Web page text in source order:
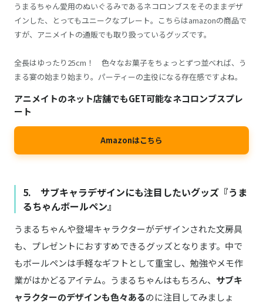
うまるちゃん愛用のぬいぐるみであるネコロンブスをそのままデザ
インした、とってもユニークなプレート。こちらはamazonの商品で
すが、アニメイトの通販でも取り扱っているグッズです。
全長はゆったり25cm！ 色々なお菓子をちょっとずつ並べれば、う
まる宴の始まり始まり。パーティーの主役になる存在感ですよね。
アニメイトのネット店舗でもGET可能なネコロンブスプレ
ート
Amazonはこちら
5. サブキャラデザインにも注目したいグッズ『うま
るちゃんボールペン』
うまるちゃんや登場キャラクターがデザインされた文房具
も、プレゼントにおすすめできるグッズとなります。中で
もボールペンは手軽なギフトとして重宝し、勉強やメモ作
業がはかどるアイテム。うまるちゃんはもちろん、 サブキ
ャラクターのデザインも色々あるのに注目してみましょ